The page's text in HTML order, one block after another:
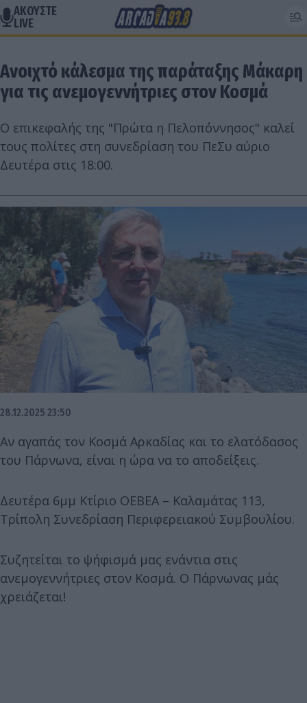
ΑΚΟΥΣΤΕ
LIVE
Ανοιχτό κάλεσμα της παράταξης Μάκαρη
για τις ανεμογεννήτριες στον Κοσμά
Ο επικεφαλής της "Πρώτα η Πελοπόννησος" καλεί
τους πολίτες στη συνεδρίαση του ΠεΣυ αύριο
Δευτέρα στις 18:00.
28.12.2025 23:50
Αν αγαπάς τον Κοσμά Αρκαδίας και το ελατόδασος
του Πάρνωνα, είναι η ώρα να το αποδείξεις.
Δευτέρα 6μμ Κτίριο ΟΕΒΕΑ – Καλαμάτας 113,
Τρίπολη Συνεδρίαση Περιφερειακού Συμβουλίου.
Συζητείται το ψήφισμά μας ενάντια στις
ανεμογεννήτριες στον Κοσμά. Ο Πάρνωνας μάς
χρειάζεται!